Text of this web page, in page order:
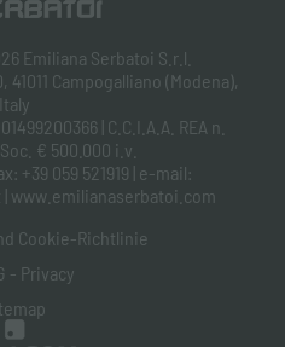
Emiliana Serbatoi S.r.l.
Campogalliano (Modena),
Italy
| C.C.I.A.A. REA n.
€ 500.000 i.v.
+39 059 521919 | e-mail:
www.emilianaserbatoi.com
Cookie-Richtlinie
- Privacy